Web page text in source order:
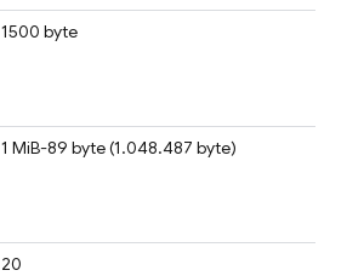
1500 byte
1 MiB-89 byte (1.048.487 byte)
20